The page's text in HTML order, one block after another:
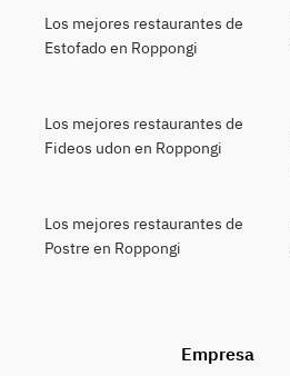
Los mejores restaurantes de
Estofado en Roppongi
Los mejores restaurantes de
Fideos udon en Roppongi
Los mejores restaurantes de
Postre en Roppongi
Empresa